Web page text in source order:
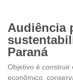
Audiência
Paraná
Objetivo é construir
econômico,